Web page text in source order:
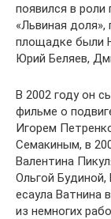
появился в
«Львиная
площадке были
Юрий Беляев,
В 2002 году он
фильме о
Игорем
Семакиным, в
Валентина
Ольгой
есаула Ватнина
из немногих